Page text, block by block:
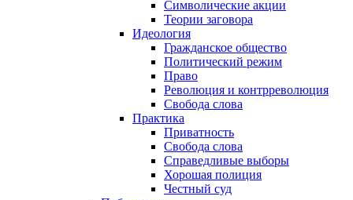
Символические акции
Теории заговора
Идеология
Гражданское общество
Политический режим
Право
Революция и контрреволюция
Свобода слова
Практика
Приватность
Свобода слова
Справедливые выборы
Хорошая полиция
Честный суд